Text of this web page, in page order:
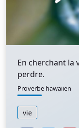
En cherchant la
perdre.
Proverbe hawaiien
vie